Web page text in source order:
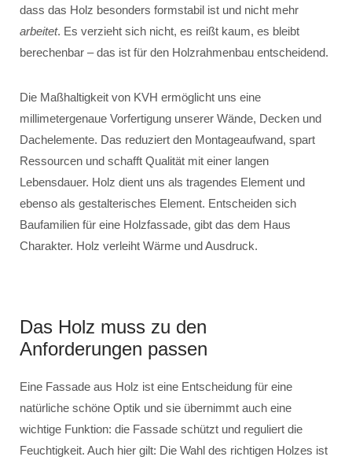
dass das Holz besonders formstabil ist und nicht mehr
arbeitet. Es verzieht sich nicht, es reißt kaum, es bleibt
berechenbar – das ist für den Holzrahmenbau entscheidend.
Die Maßhaltigkeit von KVH ermöglicht uns eine
millimetergenaue Vorfertigung unserer Wände, Decken und
Dachelemente. Das reduziert den Montageaufwand, spart
Ressourcen und schafft Qualität mit einer langen
Lebensdauer. Holz dient uns als tragendes Element und
ebenso als gestalterisches Element. Entscheiden sich
Baufamilien für eine Holzfassade, gibt das dem Haus
Charakter. Holz verleiht Wärme und Ausdruck.
Das Holz muss zu den
Anforderungen passen
Eine Fassade aus Holz ist eine Entscheidung für eine
natürliche schöne Optik und sie übernimmt auch eine
wichtige Funktion: die Fassade schützt und reguliert die
Feuchtigkeit. Auch hier gilt: Die Wahl des richtigen Holzes ist